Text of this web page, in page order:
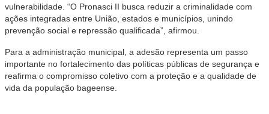
vulnerabilidade. “O Pronasci II busca reduzir a criminalidade com
ações integradas entre União, estados e municípios, unindo
prevenção social e repressão qualificada”, afirmou.
Para a administração municipal, a adesão representa um passo
importante no fortalecimento das políticas públicas de segurança e
reafirma o compromisso coletivo com a proteção e a qualidade de
vida da população bageense.